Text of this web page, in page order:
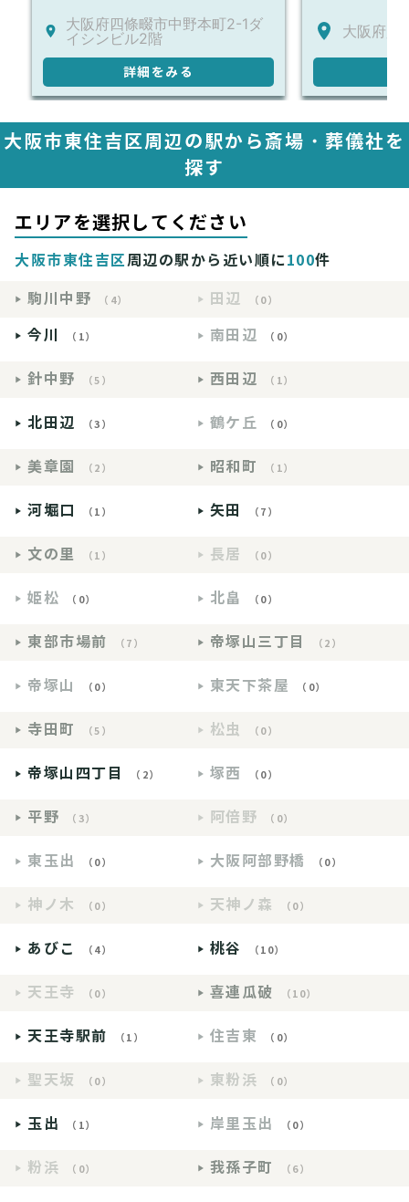
大阪府四條畷市中野本町2-1ダ
イシンビル2階
詳細をみる
大阪府貝
大阪市東住吉区周辺の駅から斎場・葬儀社を
探す
エリアを選択してください
大阪市東住吉区周辺の駅から近い順に100件
駒川中野
（4） 田辺 （0）
今川 （1） 南田辺 （0）
針中野 （5） 西田辺 （1）
北田辺 （3） 鶴ケ丘 （0）
美章園 （2） 昭和町 （1）
河堀口 （1） 矢田 （7）
文の里 （1） 長居 （0）
姫松 （0） 北畠 （0）
東部市場前 （7） 帝塚山三丁目 （2）
帝塚山 （0） 東天下茶屋 （0）
寺田町 （5） 松虫 （0）
帝塚山四丁目 （2） 塚西 （0）
平野 （3） 阿倍野 （0）
東玉出 （0） 大阪阿部野橋 （0）
神ノ木 （0） 天神ノ森 （0）
あびこ （4） 桃谷 （10）
天王寺 （0） 喜連瓜破 （10）
天王寺駅前 （1） 住吉東 （0）
聖天坂 （0） 東粉浜 （0）
玉出 （1） 岸里玉出 （0）
粉浜 （0） 我孫子町 （6）